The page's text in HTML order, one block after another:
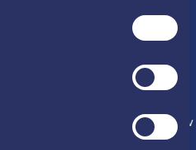
επεξεργασία των δηλωθέντων